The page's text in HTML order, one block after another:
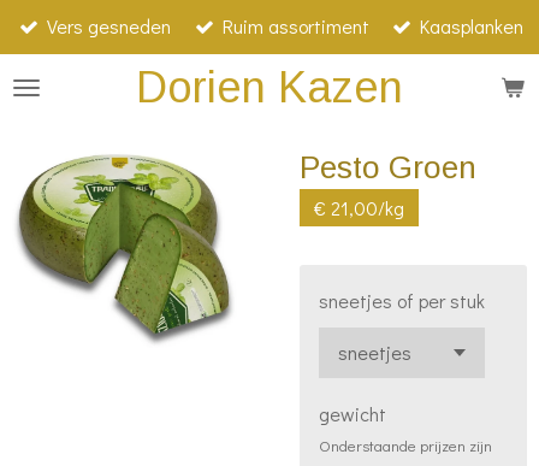
Ga
direct
naar
hoofdinhoud
Dorien Kazen
Vers gesneden Ruim assortiment Kaasplanken
Pesto Groen
€ 21,00/kg
sneetjes of per stuk
gewicht
Onderstaande prijzen zijn